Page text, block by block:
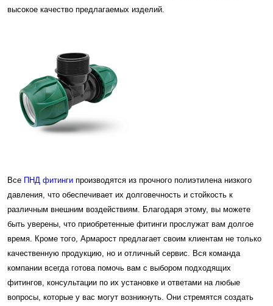
высокое качество предлагаемых изделий.
Все ПНД фитинги производятся из прочного полиэтилена низкого
давления, что обеспечивает их долговечность и стойкость к
различным внешним воздействиям. Благодаря этому, вы можете
быть уверены, что приобретенные фитинги прослужат вам долгое
время. Кроме того, Армарост предлагает своим клиентам не только
качественную продукцию, но и отличный сервис. Вся команда
компании всегда готова помочь вам с выбором подходящих
фитингов, консультации по их установке и ответами на любые
вопросы, которые у вас могут возникнуть. Они стремятся создать